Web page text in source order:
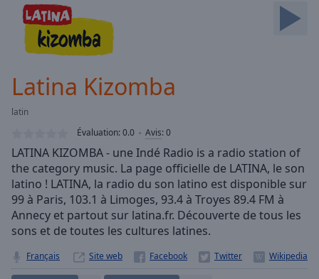
Skip
Forward
Mute
Current
Loaded
Stream
Type LIVE
Seek to
live,
currently
behind
Remaining
Time-
Latina Kizomba
latin
Évaluation:0.0 Avis:0
LATINA KIZOMBA - une Indé Radio is a radio station of
the category music. La page officielle de LATINA, le son
latino ! LATINA, la radio du son latino est disponible sur
99 à Paris, 103.1 à Limoges, 93.4 à Troyes 89.4 FM à
Annecy et partout sur latina.fr. Découverte de tous les
sons et de toutes les cultures latines.
Français Site web